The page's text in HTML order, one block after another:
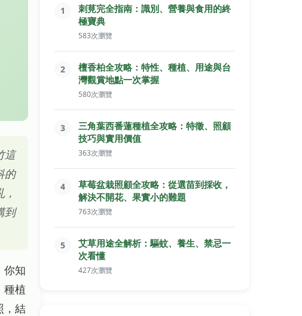
這
的
到
你知
種植
，結
1
刺莧完全指南：識別、營養與食用的終
極寶典
583次瀏覽
2
檀香柏全攻略：特性、種植、用途與台
灣觀賞地點一次掌握
580次瀏覽
3
三角葉西番蓮種植全攻略：特徵、照顧
技巧與實用價值
363次瀏覽
4
草莓盆栽照顧全攻略：從選苗到採收，
解決不開花、果實小的難題
763次瀏覽
5
艾草用途全解析：驅蚊、養生、禁忌一
次看懂
427次瀏覽